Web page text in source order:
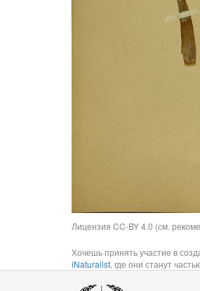
Лицензия CC-BY 4.0 (см.
Хочешь принять участие в
iNaturalist, где они станут